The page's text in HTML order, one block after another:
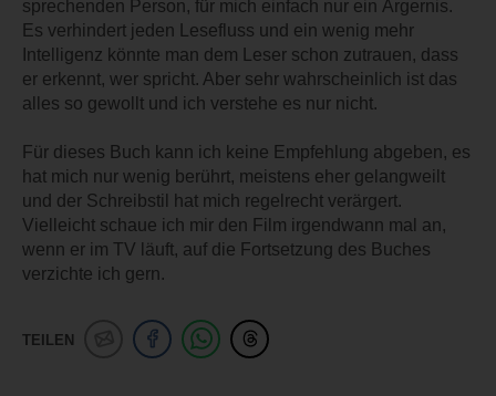
sprechenden Person, für mich einfach nur ein Ärgernis.
Es verhindert jeden Lesefluss und ein wenig mehr
Intelligenz könnte man dem Leser schon zutrauen, dass
er erkennt, wer spricht. Aber sehr wahrscheinlich ist das
alles so gewollt und ich verstehe es nur nicht.
Für dieses Buch kann ich keine Empfehlung abgeben, es
hat mich nur wenig berührt, meistens eher gelangweilt
und der Schreibstil hat mich regelrecht verärgert.
Vielleicht schaue ich mir den Film irgendwann mal an,
wenn er im TV läuft, auf die Fortsetzung des Buches
verzichte ich gern.
TEILEN